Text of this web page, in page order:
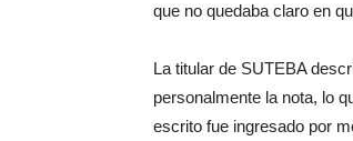
que no quedaba claro en
La titular de SUTEBA
personalmente la nota, lo
escrito fue ingresado por